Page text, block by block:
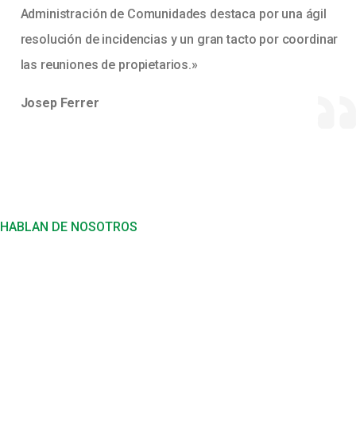
Administración de Comunidades destaca por una ágil
resolución de incidencias y un gran tacto por coordinar
las reuniones de propietarios.»
Josep Ferrer
HABLAN DE NOSOTROS